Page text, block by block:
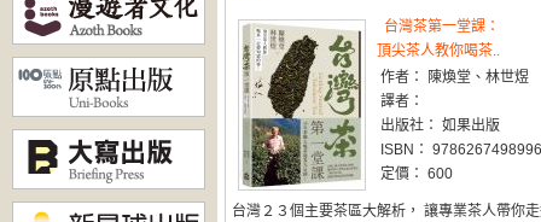
台灣茶第一堂課：
頂尖茶人教你喝茶..
作者： 陳煥堂、林世煜
譯者：
出版社： 如果出版
ISBN： 9786267498996
定價： 600
台灣２３個主要茶區大解析， 讓專業茶人帶你